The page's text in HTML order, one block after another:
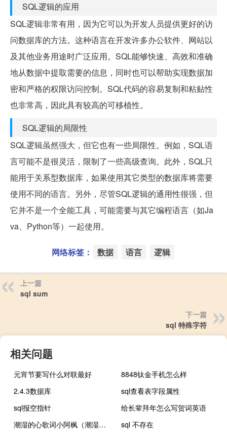
SQL逻辑的应用
SQL逻辑非常有用，因为它可以为开发人员提供更好的访
问数据库的方法。这种语言在开发许多办公软件、网站以
及其他业务用途时广泛应用。SQL能够快速、高效和准确
地从数据中提取需要的信息，同时也可以帮助实现数据加
密和严格的权限访问控制。SQL代码的容易复制和粘贴性
也非常高，因此具有较高的可移植性。
SQL逻辑的局限性
SQL逻辑虽然强大，但它也有一些局限性。例如，SQL语
言可能不是很灵活，限制了一些高级查询。此外，SQL只
能用于关系型数据库，如果使用其它类型的数据库将需要
使用不同的语言。另外，尽管SQL逻辑的通用性很强，但
它并不是一个全能工具，可能需要与其它编程语言（如Ja
va、Python等）一起使用。
网络标签： 数据 语言 逻辑
上一篇
sql sum
下一篇
sql 特殊字符
相关问题
元宵节要写什么对联最好
8848钛金手机怎么样
2.4.3数据库
sql查看表字段属性
sql报空指针
给长辈拜年怎么写贺词英语
潮湿的心歌词小阿枫（潮湿的心歌词）
sql 不存在